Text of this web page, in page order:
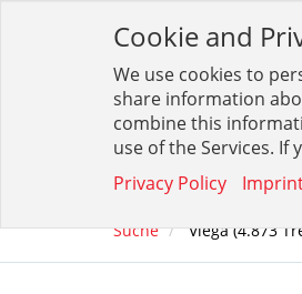
SORTIMENT
Suche Viega(4.873
Cookie and
We use cookies to
share information
combine this
use of the Services. If
Privacy Policy